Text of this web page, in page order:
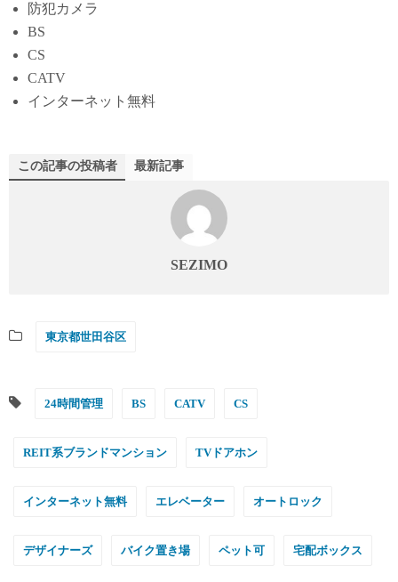
防犯カメラ
BS
CS
CATV
インターネット無料
この記事の投稿者 最新記事
SEZIMO
東京都世田谷区
24時間管理 BS CATV CS
REIT系ブランドマンション TVドアホン
インターネット無料 エレベーター オートロック
デザイナーズ バイク置き場 ペット可 宅配ボックス